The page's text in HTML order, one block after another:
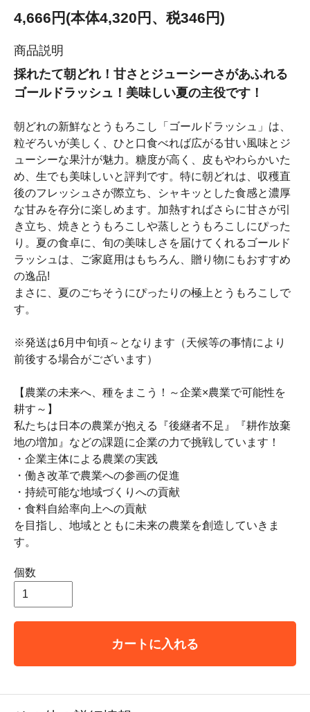
4,666円(本体4,320円、税346円)
商品説明
採れたて朝どれ！甘さとジューシーさがあふれる
ゴールドラッシュ！美味しい夏の主役です！
朝どれの新鮮なとうもろこし「ゴールドラッシュ」は、
粒ぞろいが美しく、ひと口食べれば広がる甘い風味とジ
ューシーな果汁が魅力。糖度が高く、皮もやわらかいた
め、生でも美味しいと評判です。特に朝どれは、収穫直
後のフレッシュさが際立ち、シャキッとした食感と濃厚
な甘みを存分に楽しめます。加熱すればさらに甘さが引
き立ち、焼きとうもろこしや蒸しとうもろこしにぴった
り。夏の食卓に、旬の美味しさを届けてくれるゴールド
ラッシュは、ご家庭用はもちろん、贈り物にもおすすめ
の逸品!
まさに、夏のごちそうにぴったりの極上とうもろこしで
す。
※発送は6月中旬頃～となります（天候等の事情により
前後する場合がございます）
【農業の未来へ、種をまこう！～企業×農業で可能性を
耕す～】
私たちは日本の農業が抱える『後継者不足』『耕作放棄
地の増加』などの課題に企業の力で挑戦しています！
・企業主体による農業の実践
・働き改革で農業への参画の促進
・持続可能な地域づくりへの貢献
・食料自給率向上への貢献
を目指し、地域とともに未来の農業を創造していきま
す。
個数
カートに入れる